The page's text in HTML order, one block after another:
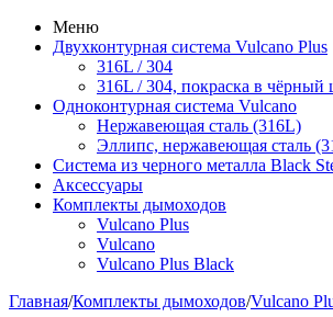
Меню
Двухконтурная система Vulcano Plus
316L / 304
316L / 304, покраска в чёрный
Одноконтурная система Vulcano
Нержавеющая сталь (316L)
Эллипс, нержавеющая сталь
Система из черного металла Black
Аксессуары
Комплекты дымоходов
Vulcano Plus
Vulcano
Vulcano Plus Black
Главная/Комплекты дымоходов/Vulcano